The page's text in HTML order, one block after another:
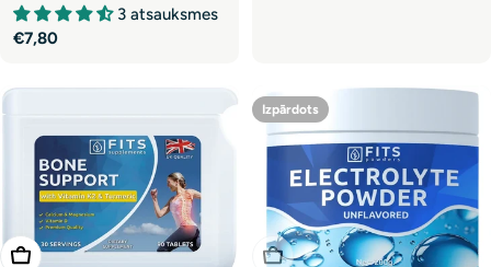
3 atsauksmes
Parastā
€7,80
Pievienot Grozam
Izpārdots
Izpārdots